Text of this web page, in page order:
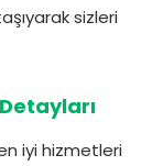
sizleri
iyi hizmetleri